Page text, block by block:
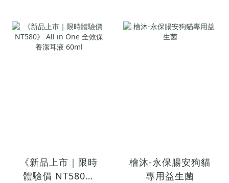
《新品上市｜限時
體驗價 NT580》
檜沐-永保腸安狗貓
專用益生菌